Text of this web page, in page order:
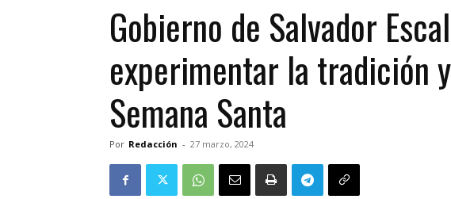
Gobierno de Salvador
experimentar la tradición
Semana Santa
Por Redacción - 27 marzo, 2024